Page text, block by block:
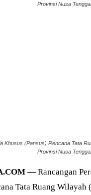
Provinsi Nusa
Khusus (Pansus) Rencana Tata
Provinsi Nusa
—Rancangan
Tata Ruang Wilayah